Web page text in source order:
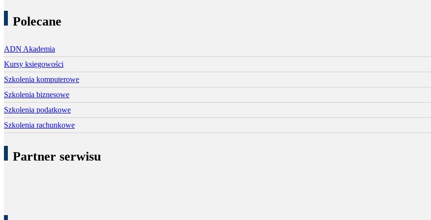
Polecane
ADN Akademia
Kursy księgowości
Szkolenia komputerowe
Szkolenia biznesowe
Szkolenia podatkowe
Szkolenia rachunkowe
Partner serwisu